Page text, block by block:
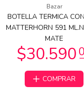
Bazar
BOTELLA TERMICA
MATTERHORN 591
MATE
COMPRAR